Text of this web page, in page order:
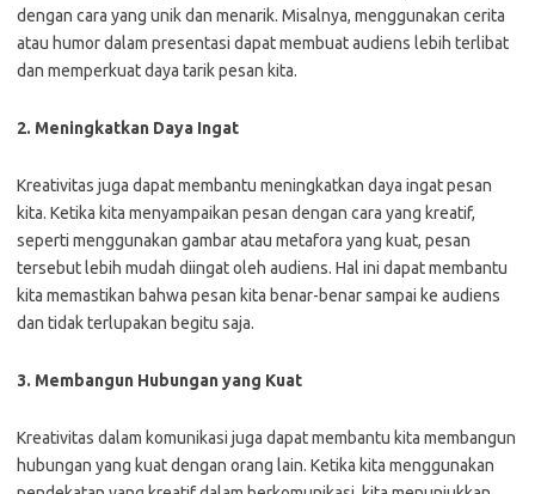
dengan cara yang unik dan menarik. Misalnya, menggunakan cerita
atau humor dalam presentasi dapat membuat audiens lebih terlibat
dan memperkuat daya tarik pesan kita.
2. Meningkatkan Daya Ingat
Kreativitas juga dapat membantu meningkatkan daya ingat pesan
kita. Ketika kita menyampaikan pesan dengan cara yang kreatif,
seperti menggunakan gambar atau metafora yang kuat, pesan
tersebut lebih mudah diingat oleh audiens. Hal ini dapat membantu
kita memastikan bahwa pesan kita benar-benar sampai ke audiens
dan tidak terlupakan begitu saja.
3. Membangun Hubungan yang Kuat
Kreativitas dalam komunikasi juga dapat membantu kita membangun
hubungan yang kuat dengan orang lain. Ketika kita menggunakan